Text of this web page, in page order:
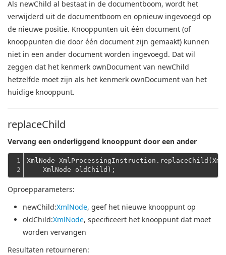
Als newChild al bestaat in de documentboom, wordt het
verwijderd uit de documentboom en opnieuw ingevoegd op
de nieuwe positie. Knooppunten uit één document (of
knooppunten die door één document zijn gemaakt) kunnen
niet in een ander document worden ingevoegd. Dat wil
zeggen dat het kenmerk ownDocument van newChild
hetzelfde moet zijn als het kenmerk ownDocument van het
huidige knooppunt.
replaceChild
Vervang een onderliggend knooppunt door een ander
1
2
XmlNode
    XmlNode oldChild);
Oproepparameters:
newChild:XmlNode, geef het nieuwe knooppunt op
oldChild:XmlNode, specificeert het knooppunt dat moet
worden vervangen
Resultaten retourneren: